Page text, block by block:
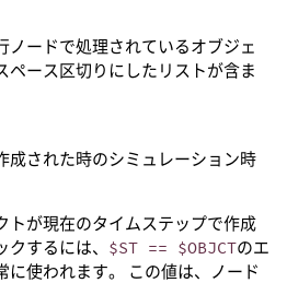
ノードで処理されているオブジェ
ペース区切りにしたリストが含ま
成された時のシミュレーション時
トが現在のタイムステップで作成
するには、 $ST == $OBJCTのエ
に使われます。 この値は、ノード